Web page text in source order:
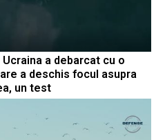
a debarcat cu o
a deschis focul asupra
un test